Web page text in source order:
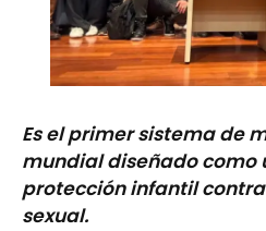
Es el primer sistema de
mundial diseñado como
protección infantil
sexual.